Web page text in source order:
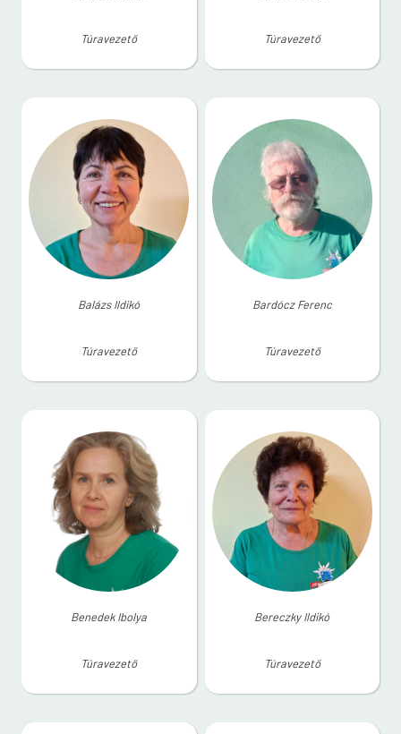
Túravezető Túravezető
Balázs Ildikó
Túravezető
Bardócz Ferenc
Túravezető
Benedek Ibolya
Túravezető
Bereczky Ildikó
Túravezető